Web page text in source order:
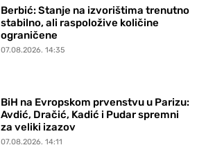
Berbić: Stanje na izvorištima trenutno
stabilno, ali raspoložive količine
ograničene
07.08.2026. 14:35
BiH na Evropskom prvenstvu u Parizu:
Avdić, Dračić, Kadić i Pudar spremni
za veliki izazov
07.08.2026. 14:11